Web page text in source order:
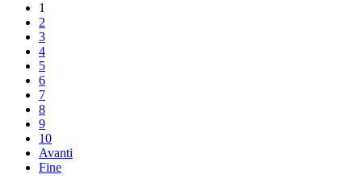
1
2
3
4
5
6
7
8
9
10
Avanti
Fine